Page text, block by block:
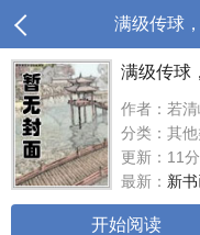
满级传球
满级传球
作者：若清
分类：其
更新：11
最新： 新
开始阅读